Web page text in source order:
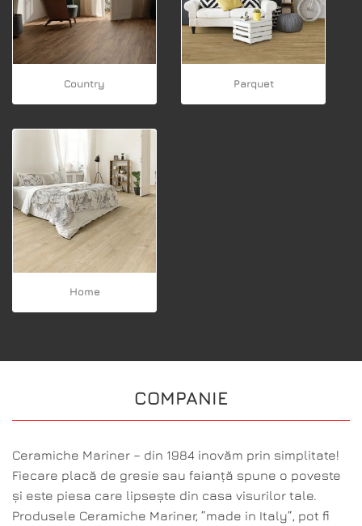
Country Parquet
Home
COMPANIE
Ceramiche Mariner – din 1984 inovăm prin simplitate!
Fiecare placă de gresie sau faianță spune o poveste
și este piesa care lipsește din casa visurilor tale.
Produsele Ceramiche Mariner, ”made in Italy”, pot fi